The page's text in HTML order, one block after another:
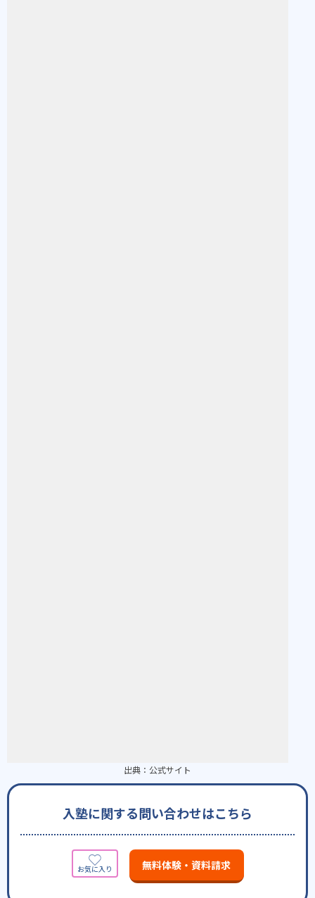
出典： 公式サイト
入塾に関する問い合わせはこちら
無料体験・資料請求